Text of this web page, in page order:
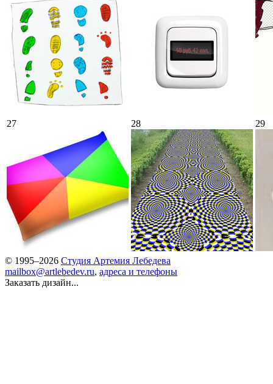
27 28 29
© 1995–2026 Студия Артемия Лебедева
mailbox@artlebedev.ru, адреса и телефоны
Заказать дизайн...